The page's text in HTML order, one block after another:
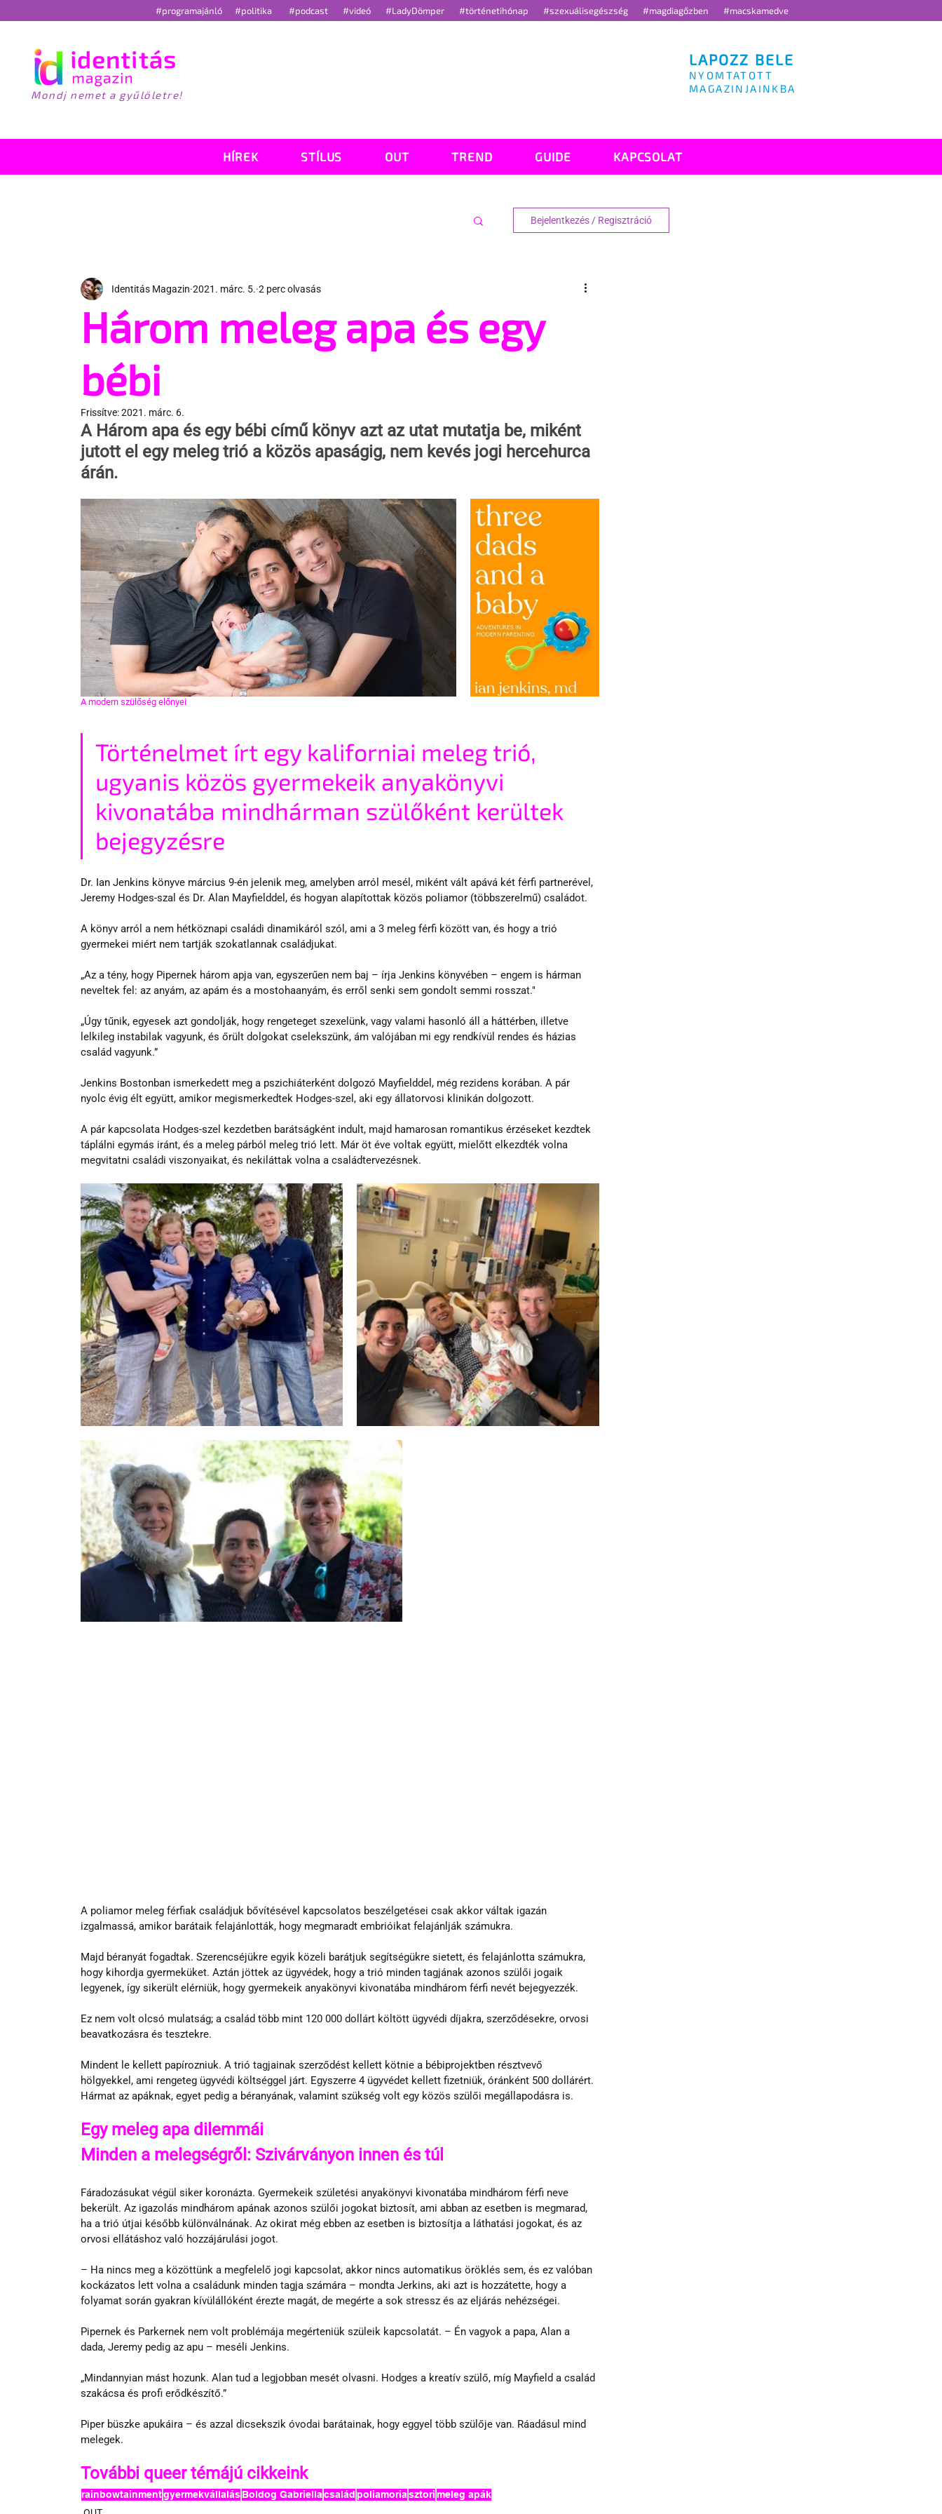
#programajánló #politika #podcast #videó #LadyDömper #történetihónap #szexuálisegészség #magdiagőzben #macskamedve
Mondj nemet a gyűlöletre!
LAPOZZ BELE
NYOMTATOTT
MAGAZINJAINKBA
HÍREK STÍLUS OUT TREND GUIDE KAPCSOLAT
Bejelentkezés / Regisztráció
Három meleg apa és egy
bébi
Identitás Magazin 2021. márc. 5. 2 perc olvasás
Frissítve:2021. márc. 6.
A Három apa és egy bébi című könyv azt az utat mutatja be, miként
jutott el egy meleg trió a közös apaságig, nem kevés jogi hercehurca
árán.
A modern szülőség előnyei
Történelmet írt egy kaliforniai meleg trió,
ugyanis közös gyermekeik anyakönyvi
kivonatába mindhárman szülőként kerültek
bejegyzésre
Dr. Ian Jenkins könyve március 9-én jelenik meg, amelyben arról mesél, miként vált apává két férfi partnerével,
Jeremy Hodges-szal és Dr. Alan Mayfielddel, és hogyan alapítottak közös poliamor (többszerelmű) családot.
A könyv arról a nem hétköznapi családi dinamikáról szól, ami a 3 meleg férfi között van, és hogy a trió
gyermekei miért nem tartják szokatlannak családjukat.
„Az a tény, hogy Pipernek három apja van, egyszerűen nem baj – írja Jenkins könyvében – engem is hárman
neveltek fel: az anyám, az apám és a mostohaanyám, és erről senki sem gondolt semmi rosszat."
„Úgy tűnik, egyesek azt gondolják, hogy rengeteget szexelünk, vagy valami hasonló áll a háttérben, illetve
lelkileg instabilak vagyunk, és őrült dolgokat cselekszünk, ám valójában mi egy rendkívül rendes és házias
család vagyunk.”
Jenkins Bostonban ismerkedett meg a pszichiáterként dolgozó Mayfielddel, még rezidens korában. A pár
nyolc évig élt együtt, amikor megismerkedtek Hodges-szel, aki egy állatorvosi klinikán dolgozott.
A pár kapcsolata Hodges-szel kezdetben barátságként indult, majd hamarosan romantikus érzéseket kezdtek
táplálni egymás iránt, és a meleg párból meleg trió lett. Már öt éve voltak együtt, mielőtt elkezdték volna
megvitatni családi viszonyaikat, és nekiláttak volna a családtervezésnek.
A poliamor meleg férfiak családjuk bővítésével kapcsolatos beszélgetései csak akkor váltak igazán
izgalmassá, amikor barátaik felajánlották, hogy megmaradt embrióikat felajánlják számukra.
Majd béranyát fogadtak. Szerencséjükre egyik közeli barátjuk segítségükre sietett, és felajánlotta számukra,
hogy kihordja gyermeküket. Aztán jöttek az ügyvédek, hogy a trió minden tagjának azonos szülői jogaik
legyenek, így sikerült elérniük, hogy gyermekeik anyakönyvi kivonatába mindhárom férfi nevét bejegyezzék.
Ez nem volt olcsó mulatság; a család több mint 120 000 dollárt költött ügyvédi díjakra, szerződésekre, orvosi
beavatkozásra és tesztekre.
Mindent le kellett papírozniuk. A trió tagjainak szerződést kellett kötnie a bébiprojektben résztvevő
hölgyekkel, ami rengeteg ügyvédi költséggel járt. Egyszerre 4 ügyvédet kellett fizetniük, óránként 500 dollárért.
Hármat az apáknak, egyet pedig a béranyának, valamint szükség volt egy közös szülői megállapodásra is.
Egy meleg apa dilemmái
Minden a melegségről: Szivárványon innen és túl
Fáradozásukat végül siker koronázta. Gyermekeik születési anyakönyvi kivonatába mindhárom férfi neve
bekerült. Az igazolás mindhárom apának azonos szülői jogokat biztosít, ami abban az esetben is megmarad,
ha a trió útjai később különválnának. Az okirat még ebben az esetben is biztosítja a láthatási jogokat, és az
orvosi ellátáshoz való hozzájárulási jogot.
– Ha nincs meg a közöttünk a megfelelő jogi kapcsolat, akkor nincs automatikus öröklés sem, és ez valóban
kockázatos lett volna a családunk minden tagja számára – mondta Jerkins, aki azt is hozzátette, hogy a
folyamat során gyakran kívülállóként érezte magát, de megérte a sok stressz és az eljárás nehézségei.
Pipernek és Parkernek nem volt problémája megérteniük szüleik kapcsolatát. – Én vagyok a papa, Alan a
dada, Jeremy pedig az apu – meséli Jenkins.
„Mindannyian mást hozunk. Alan tud a legjobban mesét olvasni. Hodges a kreatív szülő, míg Mayfield a család
szakácsa és profi erődkészítő.”
Piper büszke apukáira – és azzal dicsekszik óvodai barátainak, hogy eggyel több szülője van. Ráadásul mind
melegek.
További queer témájú cikkeink
rainbowtainmentgyermekvállalás Boldog Gabriellacsaládpoliamoriasztorimeleg apák